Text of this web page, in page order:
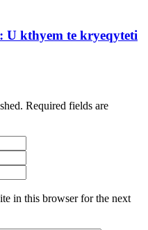
U kthyem te kryeqyteti
Required fields are
in this browser for the next